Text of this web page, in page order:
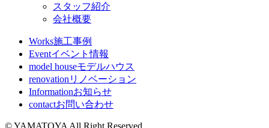
スタッフ紹介
会社概要
Works施工事例
Eventイベント情報
model houseモデルハウス
renovation リノベーション
Informationお知らせ
contactお問い合わせ